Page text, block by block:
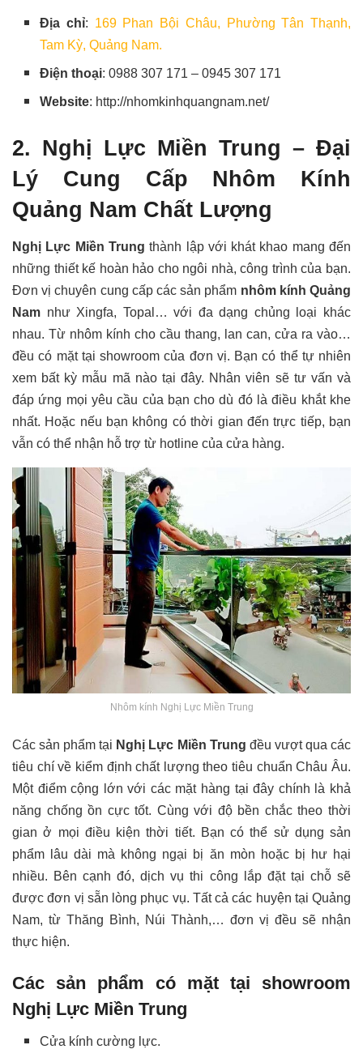
Địa chỉ: 169 Phan Bội Châu, Phường Tân Thạnh,
Tam Kỳ, Quảng Nam.
Điện thoại: 0988 307 171 – 0945 307 171
Website: http://nhomkinhquangnam.net/
2. Nghị Lực Miền Trung – Đại
Lý Cung Cấp Nhôm Kính
Quảng Nam Chất Lượng
Nghị Lực Miền Trung thành lập với khát khao mang đến
những thiết kế hoàn hảo cho ngôi nhà, công trình của bạn.
Đơn vị chuyên cung cấp các sản phẩm nhôm kính Quảng
Nam như Xingfa, Topal… với đa dạng chủng loại khác
nhau. Từ nhôm kính cho cầu thang, lan can, cửa ra vào…
đều có mặt tại showroom của đơn vị. Bạn có thể tự nhiên
xem bất kỳ mẫu mã nào tại đây. Nhân viên sẽ tư vấn và
đáp ứng mọi yêu cầu của bạn cho dù đó là điều khắt khe
nhất. Hoặc nếu bạn không có thời gian đến trực tiếp, bạn
vẫn có thể nhận hỗ trợ từ hotline của cửa hàng.
Nhôm kính Nghị Lực Miền Trung
Các sản phẩm tại Nghị Lực Miền Trung đều vượt qua các
tiêu chí về kiểm định chất lượng theo tiêu chuẩn Châu Âu.
Một điểm cộng lớn với các mặt hàng tại đây chính là khả
năng chống ồn cực tốt. Cùng với độ bền chắc theo thời
gian ở mọi điều kiện thời tiết. Bạn có thể sử dụng sản
phẩm lâu dài mà không ngại bị ăn mòn hoặc bị hư hại
nhiều. Bên cạnh đó, dịch vụ thi công lắp đặt tại chỗ sẽ
được đơn vị sẵn lòng phục vụ. Tất cả các huyện tại Quảng
Nam, từ Thăng Bình, Núi Thành,… đơn vị đều sẽ nhận
thực hiện.
Các sản phẩm có mặt tại showroom
Nghị Lực Miền Trung
Cửa kính cường lực.